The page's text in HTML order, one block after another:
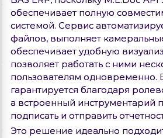
обеспечивает полную
системой. Сервис
файлов, выполняет
обеспечивает удобную
позволяет работать с ними
пользователям одновременно.
гарантируется благодаря
а встроенный инструментарий
подписать и отправить
Это решение идеально